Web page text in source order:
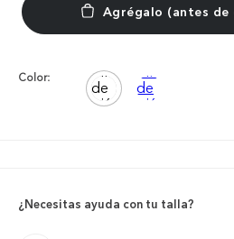
Color:
¿Necesitas ayuda con tu talla?